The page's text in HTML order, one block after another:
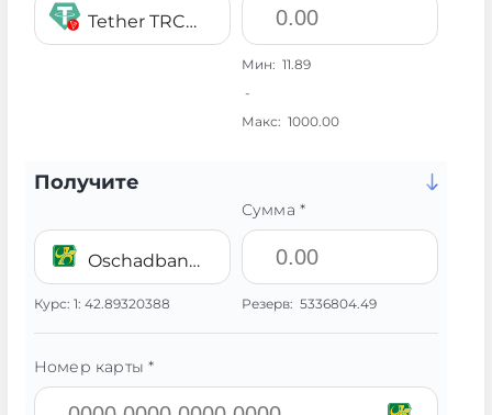
Tether TRC20 USDT
Мин: 11.89
-
Макс: 1000.00
Получите
Oschadbank UAH
Курс: 1: 42.89320388
Сумма *
Резерв: 5336804.49
Номер карты *